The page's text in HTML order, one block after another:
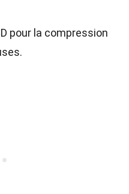
pour la compression